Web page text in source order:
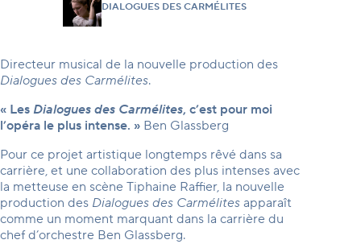
DIALOGUES DES CARMÉLITES
Directeur musical de la nouvelle production des
Dialogues des Carmélites.
« Les Dialogues des Carmélites, c’est pour moi
l’opéra le plus intense. » Ben Glassberg
Pour ce projet artistique longtemps rêvé dans sa
carrière, et une collaboration des plus intenses avec
la metteuse en scène Tiphaine Raffier, la nouvelle
production des Dialogues des Carmélites apparaît
comme un moment marquant dans la carrière du
chef d’orchestre Ben Glassberg.